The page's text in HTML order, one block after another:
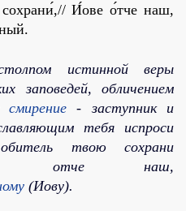
И́ове о́тче наш,
истинной веры
заповедей, обличением
смирение
- заступник и
тебя испроси
твою сохрани
отче наш,
(Иову).